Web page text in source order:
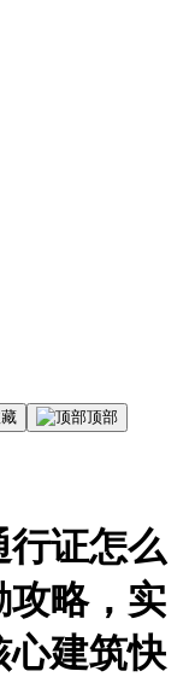
顶部
行证怎么
攻略，实
心建筑快